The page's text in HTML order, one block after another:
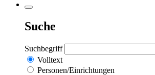
Suche
Suchbegriff
Volltext
Personen/Einrichtungen